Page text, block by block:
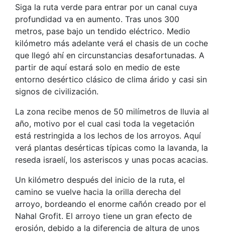
Siga la ruta verde para entrar por un canal cuya
profundidad va en aumento. Tras unos 300
metros, pase bajo un tendido eléctrico. Medio
kilómetro más adelante verá el chasis de un coche
que llegó ahí en circunstancias desafortunadas. A
partir de aquí estará solo en medio de este
entorno desértico clásico de clima árido y casi sin
signos de civilización.
La zona recibe menos de 50 milímetros de lluvia al
año, motivo por el cual casi toda la vegetación
está restringida a los lechos de los arroyos. Aquí
verá plantas desérticas típicas como la lavanda, la
reseda israelí, los asteriscos y unas pocas acacias.
Un kilómetro después del inicio de la ruta, el
camino se vuelve hacia la orilla derecha del
arroyo, bordeando el enorme cañón creado por el
Nahal Grofit. El arroyo tiene un gran efecto de
erosión, debido a la diferencia de altura de unos